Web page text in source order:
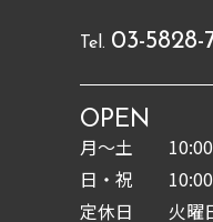
Tel. 03-5828-
OPEN
月〜土
日・祝
定休日
火曜